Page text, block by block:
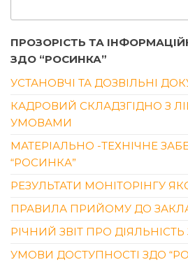
ПРОЗОРІСТЬ ТА
ЗДО “РОСИНКА”
УСТАНОВЧІ ТА ДОЗВІЛЬНІ
КАДРОВИЙ СКЛАДЗГІДНО З
УМОВАМИ
МАТЕРІАЛЬНО -ТЕХНІЧНЕ
“РОСИНКА”
РЕЗУЛЬТАТИ МОНІТОРІНГУ
ПРАВИЛА ПРИЙОМУ ДО
РІЧНИЙ ЗВІТ ПРО
УМОВИ ДОСТУПНОСТІ ЗДО